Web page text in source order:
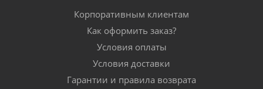
Корпоративным клиентам
Как оформить заказ?
Условия оплаты
Условия доставки
Гарантии и правила возврата